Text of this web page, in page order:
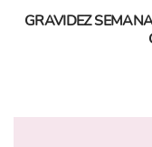
GRAVIDEZ